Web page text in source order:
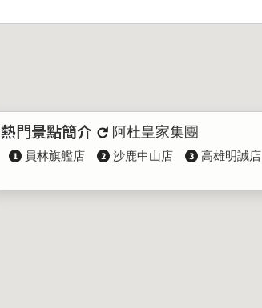
熱門景點簡介 阿杜皇家集團
員林旗艦店 沙鹿中山店 高雄明誠店